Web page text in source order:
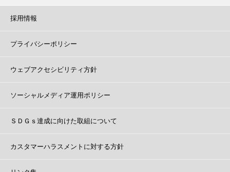
採用情報
プライバシーポリシー
ウェブアクセシビリティ方針
ソーシャルメディア運用ポリシー
ＳＤＧｓ達成に向けた取組について
カスタマーハラスメントに対する方針